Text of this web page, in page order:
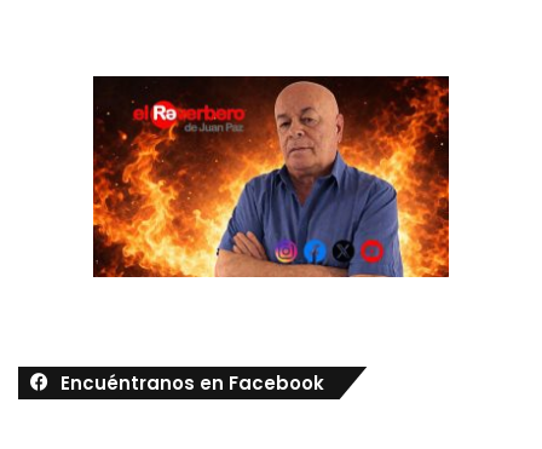
Encuéntranos en Facebook